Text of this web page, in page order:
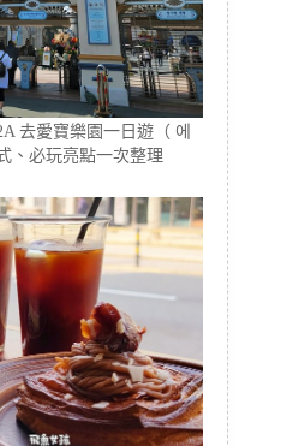
去愛寶樂園一日遊（ 에
、必玩亮點一次整理